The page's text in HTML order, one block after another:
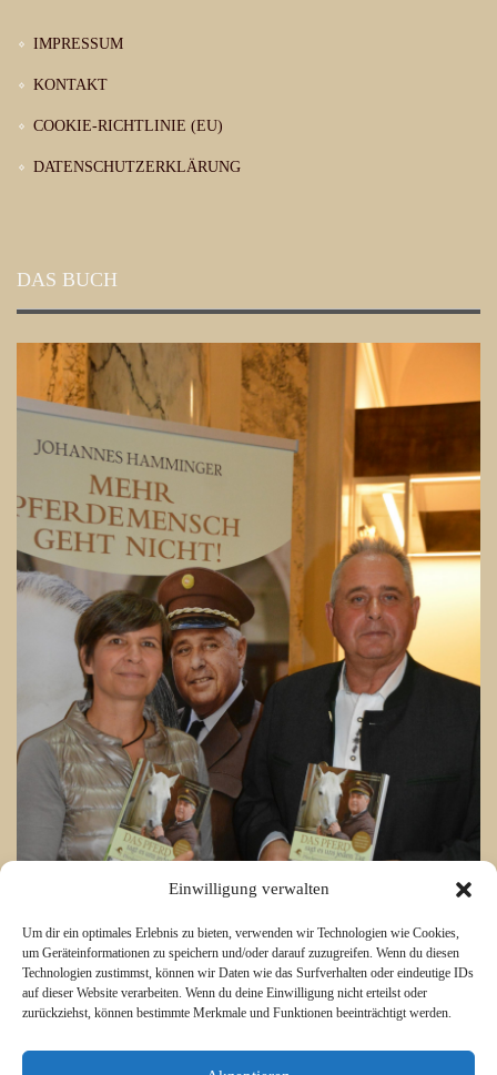
Einwilligung verwalten
Um dir ein optimales Erlebnis zu bieten, verwenden wir Technologien wie Cookies,
um Geräteinformationen zu speichern und/oder darauf zuzugreifen. Wenn du diesen
Technologien zustimmst, können wir Daten wie das Surfverhalten oder eindeutige IDs
auf dieser Website verarbeiten. Wenn du deine Einwilligung nicht erteilst oder
zurückziehst, können bestimmte Merkmale und Funktionen beeinträchtigt werden.
IMPRESSUM
KONTAKT
COOKIE-RICHTLINIE (EU)
DATENSCHUTZERKLÄRUNG
DAS BUCH